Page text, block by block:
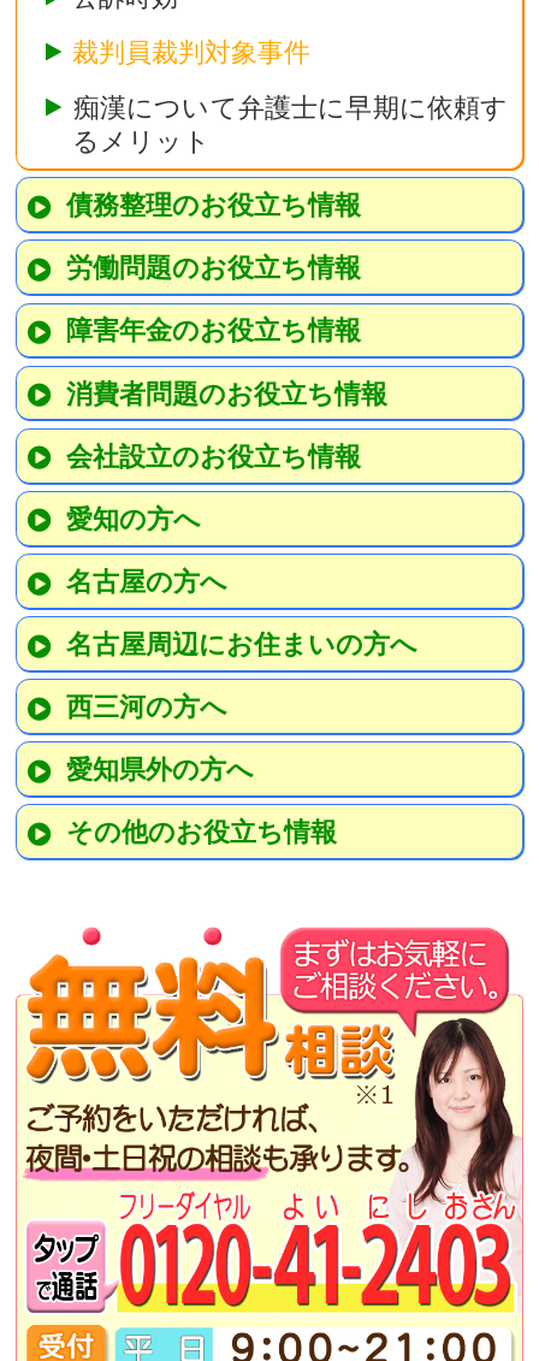
裁判員裁判対象事件
痴漢について弁護士に早期に依頼す
るメリット
債務整理のお役立ち情報
労働問題のお役立ち情報
障害年金のお役立ち情報
消費者問題のお役立ち情報
会社設立のお役立ち情報
愛知の方へ
名古屋の方へ
名古屋周辺にお住まいの方へ
西三河の方へ
愛知県外の方へ
その他のお役立ち情報